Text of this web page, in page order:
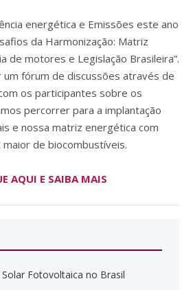
energética e Emissões este ano
da Harmonização: Matriz
de motores e Legislação Brasileira”.
fórum de discussões através de
os participantes sobre os
percorrer para a implantação
e nossa matriz energética com
de biocombustíveis.
AQUI E SAIBA MAIS
Fotovoltaica no Brasil